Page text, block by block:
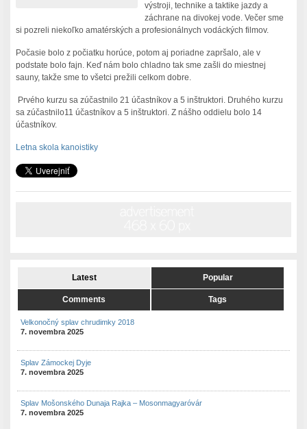
výstroji, technike a taktike jazdy a
záchrane na divokej vode. Večer sme
si pozreli niekoľko amatérských a profesionálnych vodáckých filmov.
Počasie bolo z počiatku horúce, potom aj poriadne zapršalo, ale v
podstate bolo fajn. Keď nám bolo chladno tak sme zašli do miestnej
sauny, takže sme to všetci prežili celkom dobre.
Prvého kurzu sa zúčastnilo 21 účastníkov a 5 inštruktori. Druhého kurzu
sa zúčastnilo11 účastníkov a 5 inštruktori. Z nášho oddielu bolo 14
účastníkov.
Letna skola kanoistiky
Latest Popular
Comments Tags
Velkonočný splav chrudimky 2018
7. novembra 2025
Splav Zámockej Dyje
7. novembra 2025
Splav Mošonského Dunaja Rajka – Mosonmagyaróvár
7. novembra 2025